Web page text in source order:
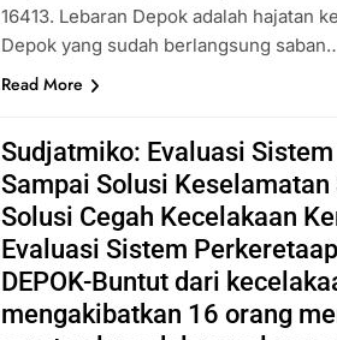
16413. Lebaran Depok adalah hajatan
Depok yang sudah berlangsung
Read More
Sudjatmiko: Evaluasi
Sampai Solusi
Solusi Cegah Kecelakaan
Evaluasi Sistem
DEPOK-Buntut dari
mengakibatkan 16 orang